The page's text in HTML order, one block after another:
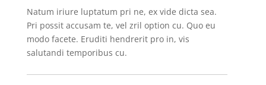
Natum iriure luptatum pri ne, ex vide dicta sea.
Pri possit accusam te, vel zril option cu. Quo eu
modo facete. Eruditi hendrerit pro in, vis
salutandi temporibus cu.